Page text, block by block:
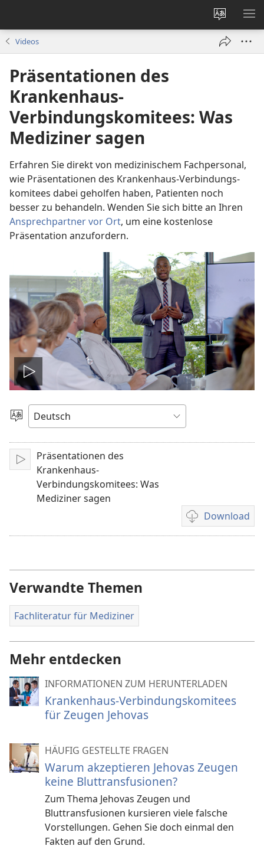
ändern
Videos
Präsentationen des
Krankenhaus-
Verbindungskomitees: Was
Mediziner sagen
Erfahren Sie direkt von medizinischem Fachpersonal,
wie Präsentationen des Krankenhaus-Verbindungs­
komitees dabei geholfen haben, Patienten noch
besser zu behandeln. Wenden Sie sich bitte an Ihren
Ansprechpartner vor Ort, um eine kostenlose
Präsentation anzufordern.
Video
abspielen
Sprache
auswählen
Abspielen
Präsentationen des
Krankenhaus-
Verbindungskomitees: Was
Mediziner sagen
Download
für
Verwandte Themen
Fachliteratur für Mediziner
Mehr entdecken
INFORMATIONEN ZUM HERUNTERLADEN
Krankenhaus-Verbindungskomitees
für Zeugen Jehovas
HÄUFIG GESTELLTE FRAGEN
Warum akzeptieren Jehovas Zeugen
keine Bluttransfusionen?
Zum Thema Jehovas Zeugen und
Bluttransfusionen kursieren viele falsche
Vorstellungen. Gehen Sie doch einmal den
Fakten auf den Grund.